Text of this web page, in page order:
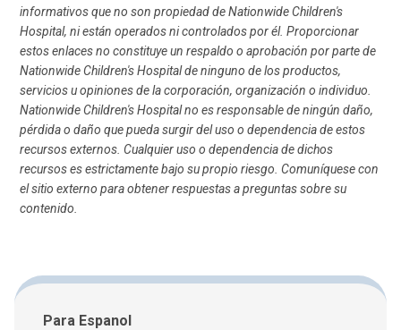
informativos que no son propiedad de Nationwide Children's
Hospital, ni están operados ni controlados por él. Proporcionar
estos enlaces no constituye un respaldo o aprobación por parte de
Nationwide Children's Hospital de ninguno de los productos,
servicios u opiniones de la corporación, organización o individuo.
Nationwide Children's Hospital no es responsable de ningún daño,
pérdida o daño que pueda surgir del uso o dependencia de estos
recursos externos. Cualquier uso o dependencia de dichos
recursos es estrictamente bajo su propio riesgo. Comuníquese con
el sitio externo para obtener respuestas a preguntas sobre su
contenido.
Para Espanol